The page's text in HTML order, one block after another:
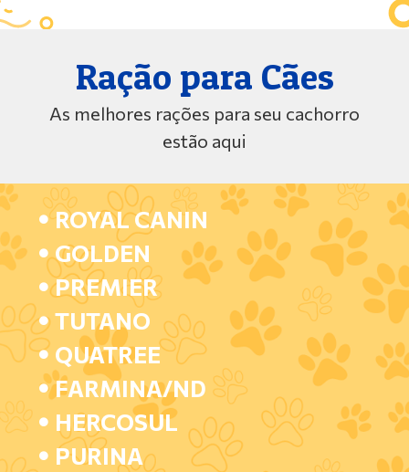
Ração para Cães
As melhores rações para seu cachorro
estão aqui
ROYAL CANIN
GOLDEN
PREMIER
TUTANO
QUATREE
FARMINA/ND
HERCOSUL
PURINA